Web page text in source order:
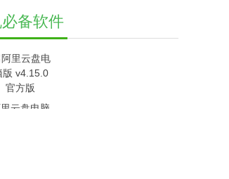
备软件
云盘电脑